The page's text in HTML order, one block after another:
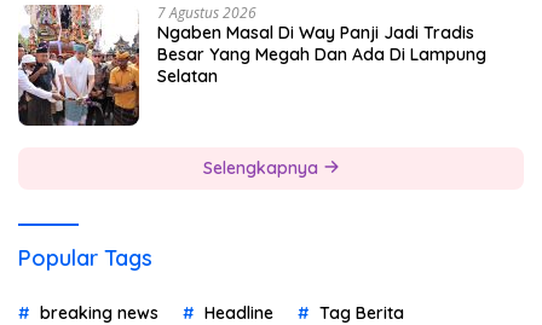
7 Agustus 2026
Ngaben Masal Di Way Panji Jadi Tradis
Besar Yang Megah Dan Ada Di Lampung
Selatan
Selengkapnya
Popular Tags
breaking news Headline Tag Berita